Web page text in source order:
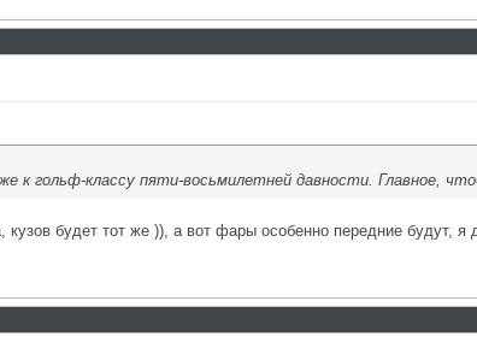
к гольф-классу пяти-восьмилетней давности. Главное,
будет тот же )), а вот фары особенно передние будут, я